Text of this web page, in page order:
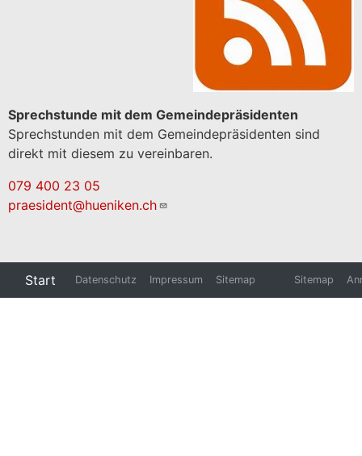
Sprechstunde mit dem Gemeindepräsidenten
Sprechstunden mit dem Gemeindepräsidenten sind
direkt mit diesem zu vereinbaren.
079 400 23 05
praesident@hueniken.ch
Start Datenschutz Impressum Sitemap Sitemap